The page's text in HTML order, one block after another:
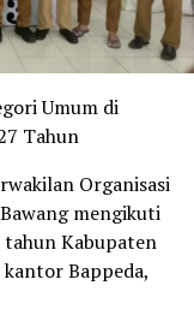
Umum di
Tahun
Organisasi
mengikuti
tahun Kabupaten
Bappeda,